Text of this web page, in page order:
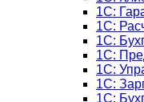
1С:
1C:
1C:
1C:
1C:
1C:
1C: